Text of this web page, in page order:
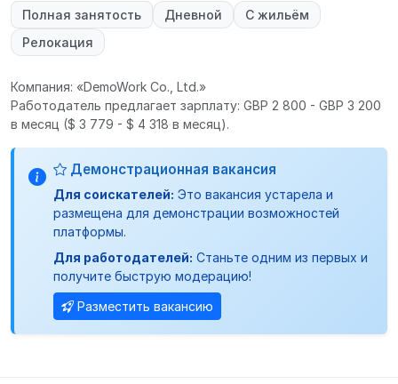
Полная занятость Дневной
С жильём
Релокация
Компания: «DemoWork Co., Ltd.»
Работодатель предлагает зарплату: GBP 2 800 - GBP 3 200
в месяц ($ 3 779 - $ 4 318 в месяц).
Демонстрационная вакансия
Для соискателей: Это вакансия устарела и
размещена для демонстрации возможностей
платформы.
Для работодателей: Станьте одним из первых и
получите быструю модерацию!
Разместить вакансию